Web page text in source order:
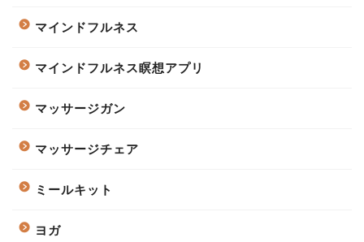
マインドフルネス
マインドフルネス瞑想アプリ
マッサージガン
マッサージチェア
ミールキット
ヨガ